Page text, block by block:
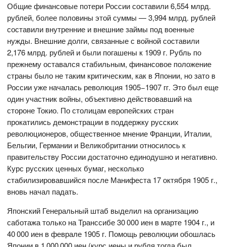
Общие финансовые потери России составили 6,554 млрд.
рублей, более половины этой суммы — 3,994 млрд. рублей
составили внутренние и внешние займы под военные
нужды. Внешние долги, связанные с войной составили
2,176 млрд. рублей и были погашены к 1909 г. Рубль по
прежнему оставался стабильным, финансовое положение
страны было не таким критическим, как в Японии, но зато в
России уже началась революция 1905−1907 гг. Это был еще
один участник войны, объективно действовавший на
стороне Токио. По столицам европейских стран
прокатились демонстрации в поддержку русских
революционеров, общественное мнение Франции, Италии,
Бельгии, Германии и Великобритании относилось к
правительству России достаточно единодушно и негативно.
Курс русских ценных бумаг, несколько
стабилизировавшийся после Манифеста 17 октября 1905 г.,
вновь начал падать.
Японский Генеральный штаб выделил на организацию
саботажа только на Транссибе 30 000 иен в марте 1904 г., и
40 000 иен в феврале 1905 г. Помощь революции обошлась